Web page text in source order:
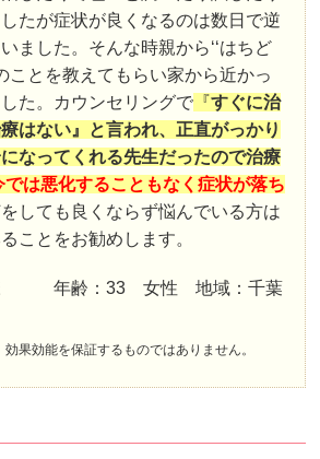
たが症状が良くなるのは数日で逆
ました。そんな時親から‘‘はちど
ことを教えてもらい家から近かっ
た。カウンセリングで 『すぐに治
はない』と言われ、正直がっかり
なってくれる先生だったので治療
では悪化することもなく症状が落ち
しても良くならず悩んでいる方は
ことをお勧めします。
様 年齢：33 女性 地域：千葉
果効能を保証するものではありません。